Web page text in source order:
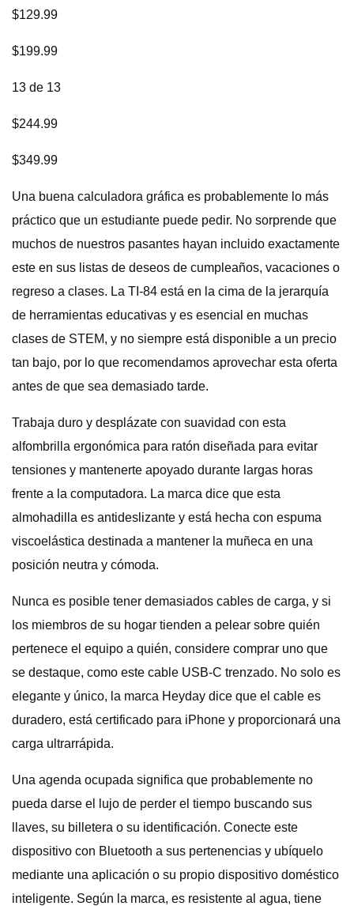
$129.99
$199.99
13 de 13
$244.99
$349.99
Una buena calculadora gráfica es probablemente lo más
práctico que un estudiante puede pedir. No sorprende que
muchos de nuestros pasantes hayan incluido exactamente
este en sus listas de deseos de cumpleaños, vacaciones o
regreso a clases. La TI-84 está en la cima de la jerarquía
de herramientas educativas y es esencial en muchas
clases de STEM, y no siempre está disponible a un precio
tan bajo, por lo que recomendamos aprovechar esta oferta
antes de que sea demasiado tarde.
Trabaja duro y desplázate con suavidad con esta
alfombrilla ergonómica para ratón diseñada para evitar
tensiones y mantenerte apoyado durante largas horas
frente a la computadora. La marca dice que esta
almohadilla es antideslizante y está hecha con espuma
viscoelástica destinada a mantener la muñeca en una
posición neutra y cómoda.
Nunca es posible tener demasiados cables de carga, y si
los miembros de su hogar tienden a pelear sobre quién
pertenece el equipo a quién, considere comprar uno que
se destaque, como este cable USB-C trenzado. No solo es
elegante y único, la marca Heyday dice que el cable es
duradero, está certificado para iPhone y proporcionará una
carga ultrarrápida.
Una agenda ocupada significa que probablemente no
pueda darse el lujo de perder el tiempo buscando sus
llaves, su billetera o su identificación. Conecte este
dispositivo con Bluetooth a sus pertenencias y ubíquelo
mediante una aplicación o su propio dispositivo doméstico
inteligente. Según la marca, es resistente al agua, tiene